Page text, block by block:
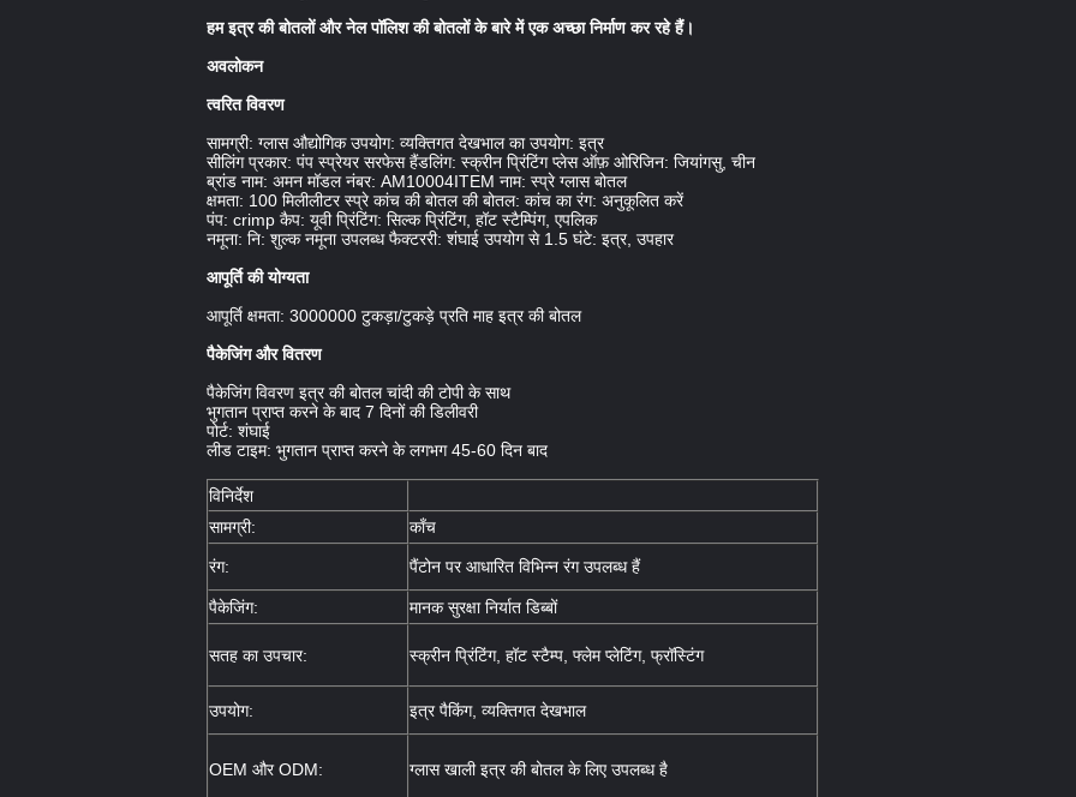
हम इत्र की बोतलों और नेल पॉलिश की बोतलों के बारे में एक अच्छा निर्माण कर रहे हैं।
अवलोकन
त्वरित विवरण
सामग्री: ग्लास औद्योगिक उपयोग: व्यक्तिगत देखभाल का उपयोग: इत्र
सीलिंग प्रकार: पंप स्प्रेयर सरफेस हैंडलिंग: स्क्रीन प्रिंटिंग प्लेस ऑफ़ ओरिजिन: जियांगसु, चीन
ब्रांड नाम: अमन मॉडल नंबर: AM10004ITEM नाम: स्प्रे ग्लास बोतल
क्षमता: 100 मिलीलीटर स्प्रे कांच की बोतल की बोतल: कांच का रंग: अनुकूलित करें
पंप: crimp कैप: यूवी प्रिंटिंग: सिल्क प्रिंटिंग, हॉट स्टैम्पिंग, एपलिक
नमूना: नि: शुल्क नमूना उपलब्ध फैक्टररी: शंघाई उपयोग से 1.5 घंटे: इत्र, उपहार
आपूर्ति की योग्यता
आपूर्ति क्षमता: 3000000 टुकड़ा/टुकड़े प्रति माह इत्र की बोतल
पैकेजिंग और वितरण
पैकेजिंग विवरण इत्र की बोतल चांदी की टोपी के साथ
भुगतान प्राप्त करने के बाद 7 दिनों की डिलीवरी
पोर्ट: शंघाई
लीड टाइम: भुगतान प्राप्त करने के लगभग 45-60 दिन बाद
विनिर्देश
सामग्री:
काँच
रंग: पैंटोन पर आधारित विभिन्न रंग उपलब्ध हैं
पैकेजिंग: मानक सुरक्षा निर्यात डिब्बों
सतह का उपचार: स्क्रीन प्रिंटिंग, हॉट स्टैम्प, फ्लेम प्लेटिंग, फ्रॉस्टिंग
उपयोग: इत्र पैकिंग, व्यक्तिगत देखभाल
OEM और ODM: ग्लास खाली इत्र की बोतल के लिए उपलब्ध है